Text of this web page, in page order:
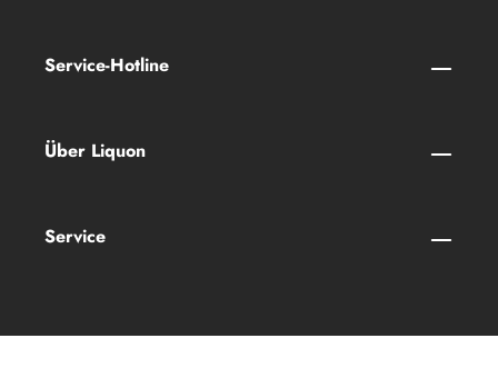
Service-Hotline
Über Liquon
Service